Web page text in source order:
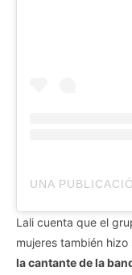
Lali cuenta que el
mujeres también
la cantante de la